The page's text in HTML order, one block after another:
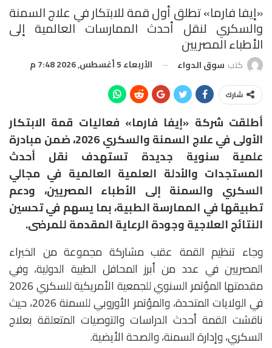
«إيفا فارما» تطلق أول قمة للابتكار في علاج السمنة
والسكري لنقل أحدث الممارسات العالمية إلى
الأطباء المصريين
كتب سوق الدواء الأربعاء 5 أغسطس, 2026 7:48 م
شارك
أطلقت شركة «إيفا فارما» فعاليات قمة الابتكار
الأولى في علاج السمنة والسكري 2026، ضمن مبادرة
علمية سنوية جديدة تستهدف نقل أحدث
المستجدات والأدلة العلمية العالمية في مجالي
السكري والسمنة إلى الأطباء المصريين، ودعم
تطبيقها في الممارسة الطبية، بما يسهم في تحسين
النتائج العلاجية وجودة الرعاية المقدمة للمرضى.
وجاء تنظيم القمة عقب مشاركة مجموعة من الخبراء
المصريين في عدد من أبرز المحافل الطبية الدولية، وفي
مقدمتها المؤتمر السنوي للجمعية الأمريكية للسكري 2026
في الولايات المتحدة، والمؤتمر الأوروبي للسمنة 2026، حيث
ناقشت القمة أحدث الدراسات والتوصيات المتعلقة بعلاج
السكري، وإدارة السمنة، والصحة الأيضية.